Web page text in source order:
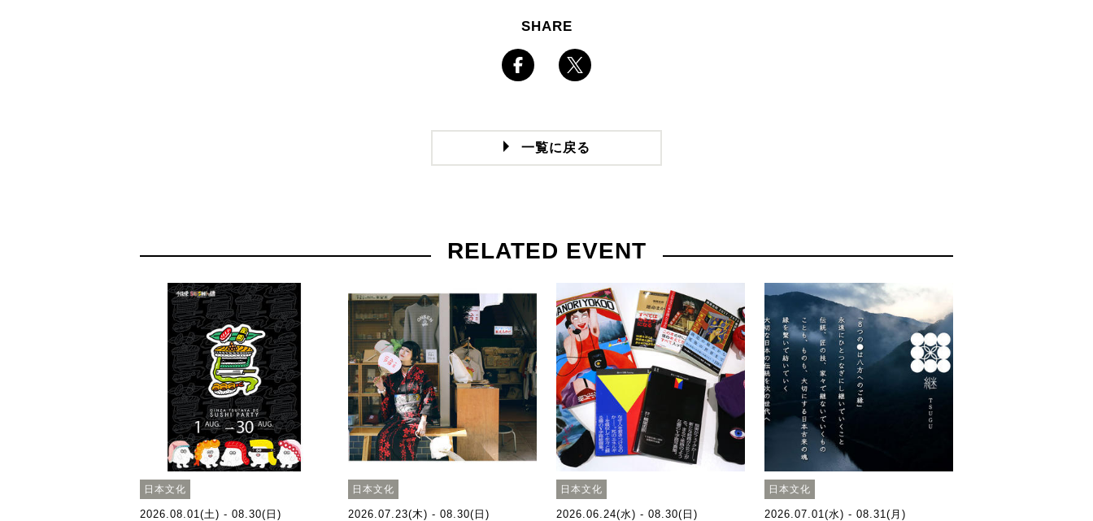
SHARE
一覧に戻る
RELATED EVENT
日本文化
2026.08.01(土) - 08.30(日)
日本文化
2026.07.23(木) - 08.30(日)
日本文化
2026.06.24(水) - 08.30(日)
日本文化
2026.07.01(水) - 08.31(月)